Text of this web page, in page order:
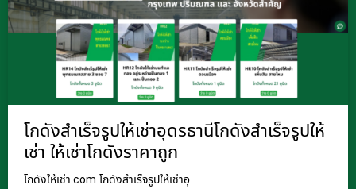
โกดังสำเร็จรูปให้เช่าอุดรธานีโกดังสำเร็จรูปให้
เช่า ให้เช่าโกดังราคาถูก
โกดังให้เช่า.com โกดังสำเร็จรูปให้เช่าอุ